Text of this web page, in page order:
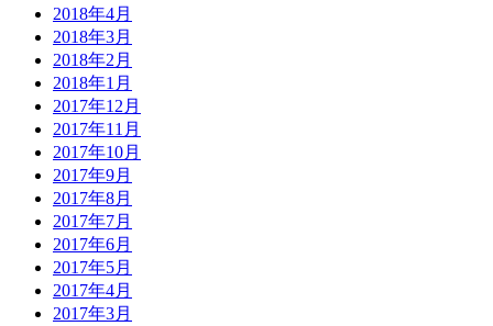
2018年4月
2018年3月
2018年2月
2018年1月
2017年12月
2017年11月
2017年10月
2017年9月
2017年8月
2017年7月
2017年6月
2017年5月
2017年4月
2017年3月